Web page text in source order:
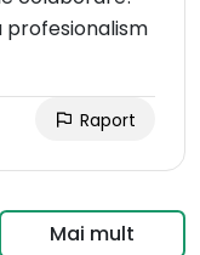
Raport
Mai mult